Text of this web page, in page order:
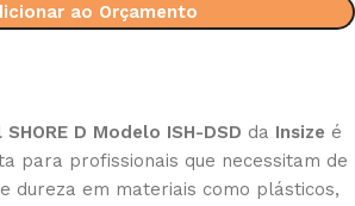
ao Orçamento
D Modelo ISH-DSD da Insize é
para profissionais que necessitam de
dureza em materiais como plásticos,